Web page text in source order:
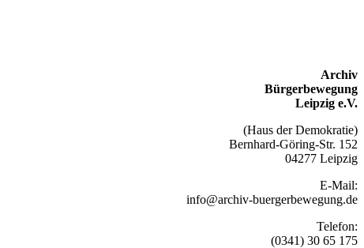
Archiv
Bürgerbewegung
Leipzig e.V.
(Haus der Demokratie)
Bernhard-Göring-Str. 152
04277 Leipzig
E-Mail:
info@archiv-buergerbewegung.de
Telefon:
(0341) 30 65 175